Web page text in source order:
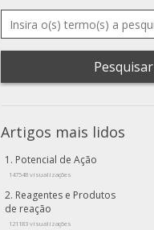
Pesquisar
Artigos mais lidos
Potencial de Ação
147548 visualizações
Reagentes e Produtos
de reação
121183 visualizações